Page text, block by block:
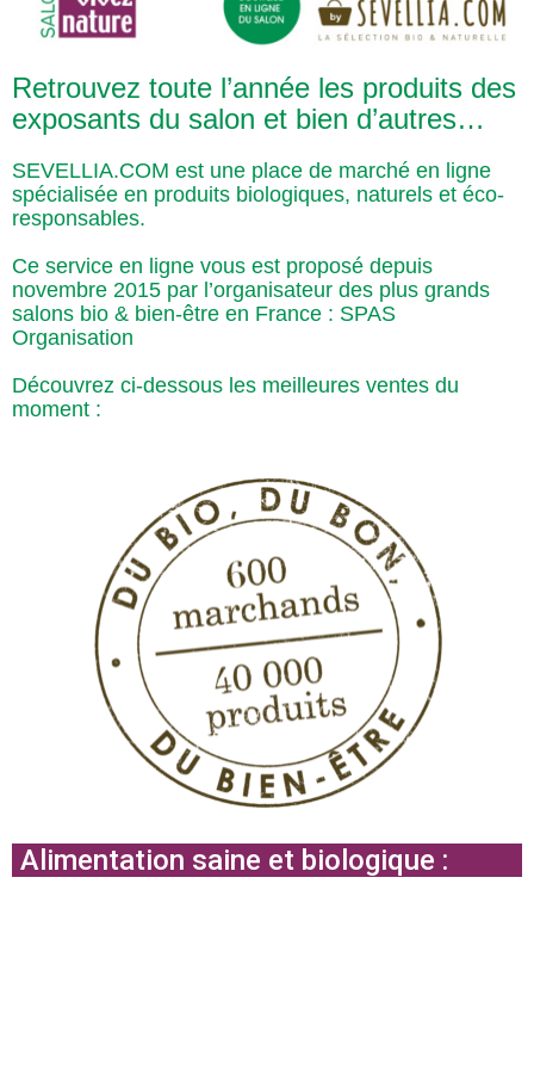
Retrouvez toute l’année les produits des
exposants du salon et bien d’autres…
SEVELLIA.COM est une place de marché en ligne
spécialisée en produits biologiques, naturels et éco-
responsables.
Ce service en ligne vous est proposé depuis
novembre 2015 par l’organisateur des plus grands
salons bio & bien-être en France : SPAS
Organisation
Découvrez ci-dessous les meilleures ventes du
moment :
Alimentation saine et biologique :